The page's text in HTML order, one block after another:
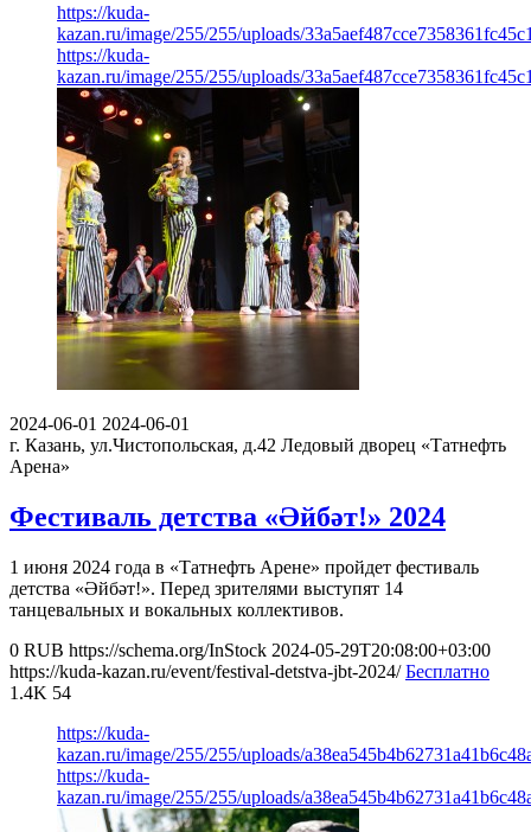
https://kuda-
kazan.ru/image/255/255/uploads/
https://kuda-
kazan.ru/image/255/255/uploads/
2024-06-01 2024-06-01
г. Казань, ул.Чистопольская, д.42 Ледовый дворец «Татнефть
Арена»
Фестиваль детства «Әйбәт!» 2024
1 июня 2024 года в «Татнефть Арене» пройдет фестиваль
детства «Әйбәт!». Перед зрителями выступят 14
танцевальных и вокальных коллективов.
0 RUB https://schema.org/InStock 2024-05-29T20:08:00+03:00
https://kuda-kazan.ru/event/festival-detstva-jbt-2024/ Бесплатно
1.4K 54
https://kuda-
kazan.ru/image/255/255/uploads/
https://kuda-
kazan.ru/image/255/255/uploads/